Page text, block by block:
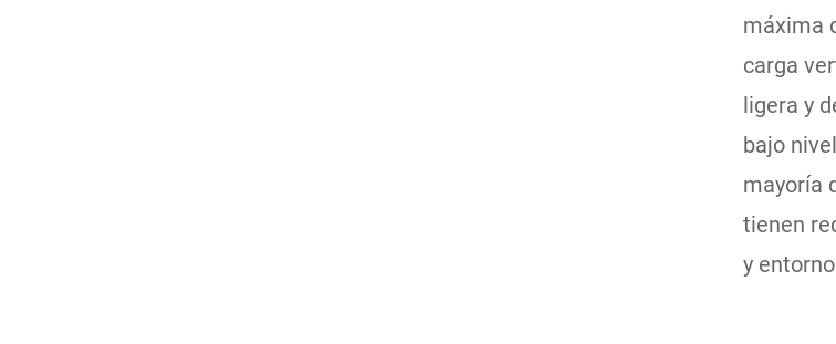
máxima
carga
ligera y
bajo
mayoría
tienen
y